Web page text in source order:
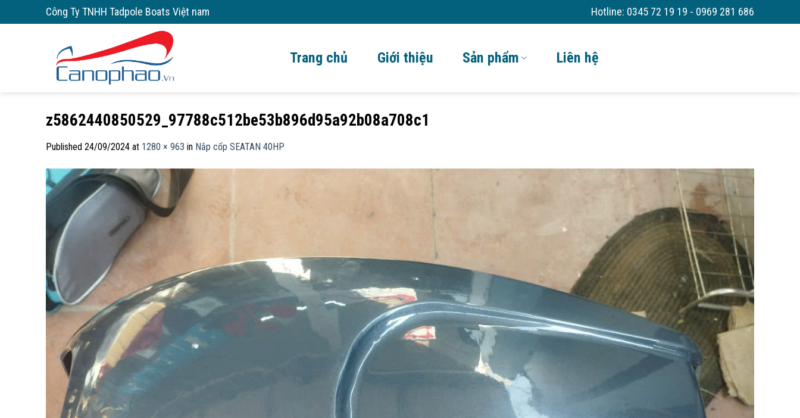
to
Công Ty TNHH Tadpole Boats Việt nam Hotline: 0345 72 19 19 - 0969 281 686
Trang chủ Giới thiệu Sản phẩm Liên hệ
z5862440850529_97788c512be53b896d95a92b08a708c1
Published 24/09/2024 at 1280 × 963 in Nắp cốp SEATAN 40HP